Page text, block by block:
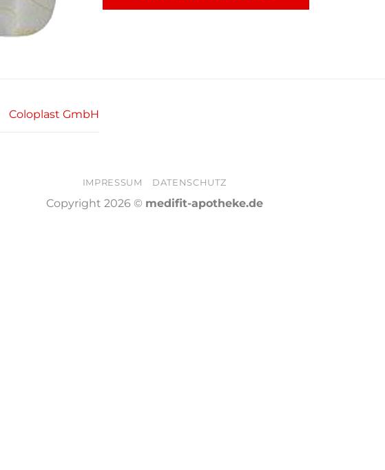
Coloplast GmbH
IMPRESSUM DATENSCHUTZ
Copyright 2026 © medifit-apotheke.de